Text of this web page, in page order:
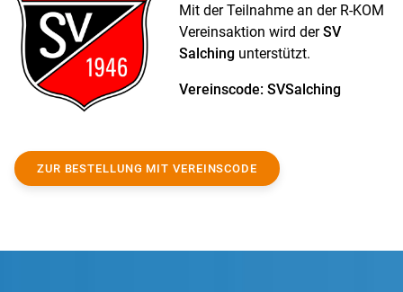
Mit der Teilnahme an der R-KOM
Vereinsaktion wird derSV
Salchingunterstützt.
Vereinscode: SVSalching
ZUR BESTELLUNG MIT VEREINSCODE